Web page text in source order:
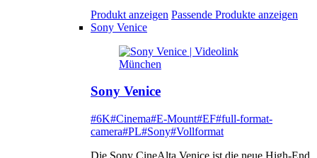
Produkt anzeigen Passende Produkte anzeigen
Sony Venice
Sony Venice
#6K#Cinema#E-Mount#EF#full-format-
camera#PL#Sony#Vollformat